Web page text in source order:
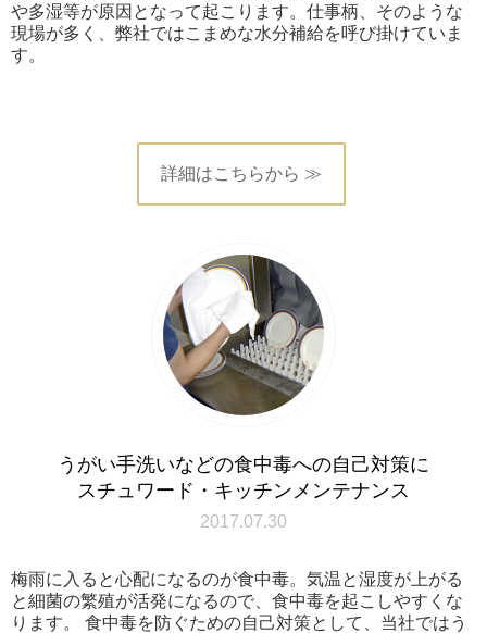
や多湿等が原因となって起こります。仕事柄、そのような
現場が多く、弊社ではこまめな水分補給を呼び掛けていま
す。
詳細はこちらから ≫
うがい手洗いなどの食中毒への自己対策に
スチュワード・キッチンメンテナンス
2017.07.30
梅雨に入ると心配になるのが食中毒。気温と湿度が上がる
と細菌の繁殖が活発になるので、食中毒を起こしやすくな
ります。 食中毒を防ぐための自己対策として、当社ではう